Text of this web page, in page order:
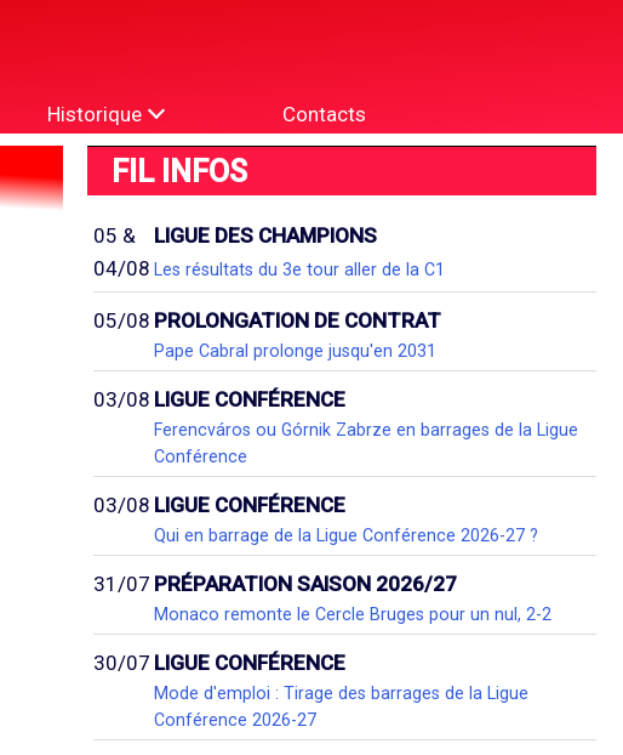
Historique Contacts
FIL INFOS
05 &
04/08
LIGUE DES CHAMPIONS
Les résultats du 3e tour aller de la C1
05/08 PROLONGATION DE CONTRAT
Pape Cabral prolonge jusqu'en 2031
03/08 LIGUE CONFÉRENCE
Ferencváros ou Górnik Zabrze en barrages de la Ligue
Conférence
03/08 LIGUE CONFÉRENCE
Qui en barrage de la Ligue Conférence 2026-27 ?
31/07 PRÉPARATION SAISON 2026/27
Monaco remonte le Cercle Bruges pour un nul, 2-2
30/07 LIGUE CONFÉRENCE
Mode d'emploi : Tirage des barrages de la Ligue
Conférence 2026-27